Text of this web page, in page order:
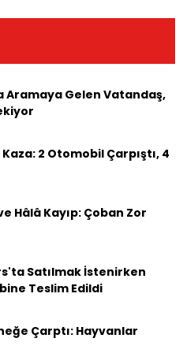
Aramaya Gelen Vatandaş,
2 Otomobil Çarpıştı, 4
Hâlâ Kayıp: Çoban Zor
Satılmak İstenirken
Teslim Edildi
Çarptı: Hayvanlar